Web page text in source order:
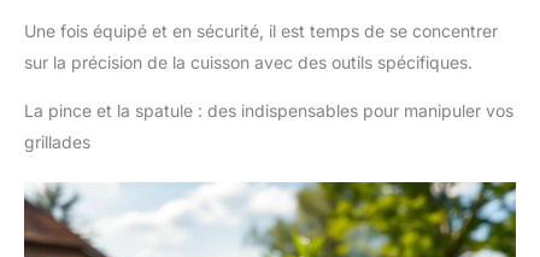
Une fois équipé et en sécurité, il est temps de se concentrer
sur la précision de la cuisson avec des outils spécifiques.
La pince et la spatule : des indispensables pour manipuler vos
grillades